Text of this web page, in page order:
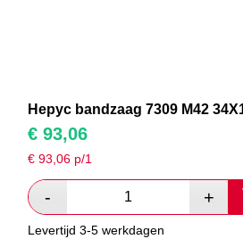
Hepyc bandzaag 7309 M42
€ 93,06
€93,06 p/1
Levertijd 3-5 werkdagen